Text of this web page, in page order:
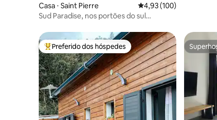
Casa ⋅ Saint Pierre 4,93 de uma avaliação
4,93 (100)
Sud Paradise, nos portões do sul
Entre os melhores preferidos dos hóspedes
Preferido dos hóspedes